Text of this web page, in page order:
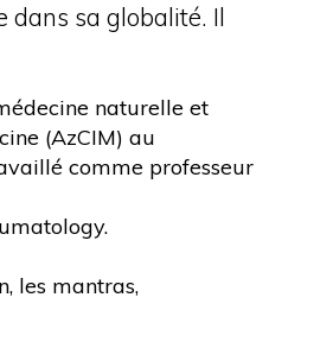
dans sa globalité. Il
naturelle et
(AzCIM) au
comme professeur
les mantras,